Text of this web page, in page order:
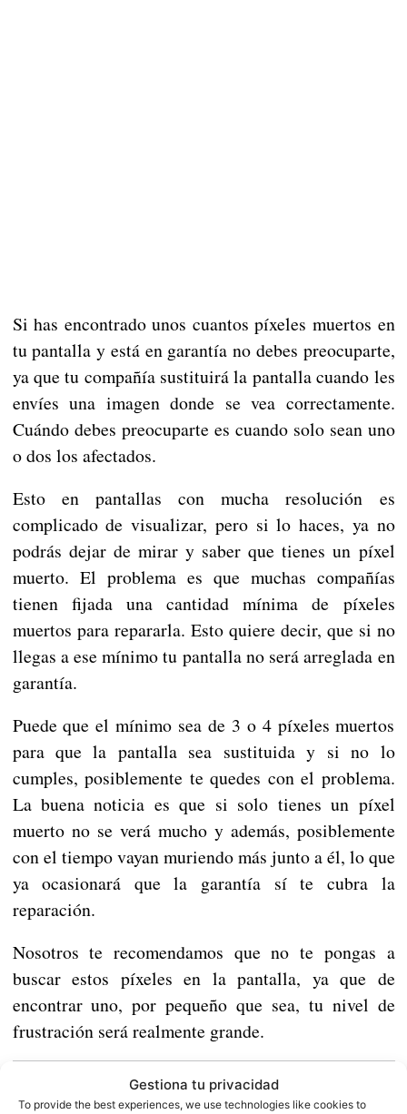
Gestiona tu privacidad
To provide the best experiences, we use technologies like cookies to
Si has encontrado unos cuantos píxeles muertos en
tu pantalla y está en garantía no debes preocuparte,
ya que tu compañía sustituirá la pantalla cuando les
envíes una imagen donde se vea correctamente.
Cuándo debes preocuparte es cuando solo sean uno
o dos los afectados.
Esto en pantallas con mucha resolución es
complicado de visualizar, pero si lo haces, ya no
podrás dejar de mirar y saber que tienes un píxel
muerto. El problema es que muchas compañías
tienen fijada una cantidad mínima de píxeles
muertos para repararla. Esto quiere decir, que si no
llegas a ese mínimo tu pantalla no será arreglada en
garantía.
Puede que el mínimo sea de 3 o 4 píxeles muertos
para que la pantalla sea sustituida y si no lo
cumples, posiblemente te quedes con el problema.
La buena noticia es que si solo tienes un píxel
muerto no se verá mucho y además, posiblemente
con el tiempo vayan muriendo más junto a él, lo que
ya ocasionará que la garantía sí te cubra la
reparación.
Nosotros te recomendamos que no te pongas a
buscar estos píxeles en la pantalla, ya que de
encontrar uno, por pequeño que sea, tu nivel de
frustración será realmente grande.
YouTube renueva su interfaz